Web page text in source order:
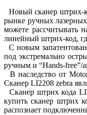
Новый сканер штрих-
рынке ручных
можете рассчитывать
линейный штрих-код,
С новым
под экстремально
ручным и “Hands-free”/
В наследство от
Cканер LI2208 zebra
Сканер штрих кода
купить сканер штрих
распознает